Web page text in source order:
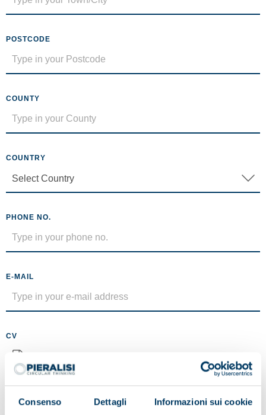
Consenso Dettagli Informazioni sui cookie
POSTCODE
COUNTY
COUNTRY
PHONE NO.
E-MAIL
CV
Maximum size 5MB (.pdf)
MESSAGE